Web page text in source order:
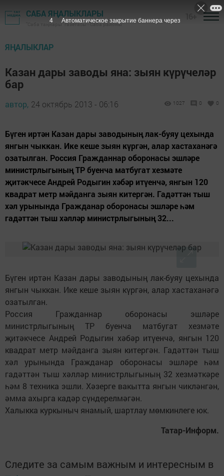
САБА ЯҢАЛЫКЛАРЫ
"Саба таңнары" газетасы - Саба районы
ЯҢАЛЫКЛАР
Казан дары заводы яна: зыян күрүчеләр
бар
автор, 24 октябрь 2013 - 06:16 1027 0 0
Бүген иртән Казан дары заводының лак-буяу цехында
янгын чыккан. Ике кеше зыян күргән, алар хастаханәгә
озатылган. Россия Гражданнар оборонасы эшләре
министрлыгының ТР буенча матбугат хезмәте
җитәкчесе Андрей Родыгин хәбәр итүенчә, янгын 120
квадрат метр мәйданга зыян китергән. Гадәттән тыш
хәл урынында Гражданар оборонасы эшләре һәм
гадәттән тыш хәлләр министрлыгының 32...
Бүген иртән Казан дары заводының лак-буяу цехында
янгын чыккан. Ике кеше зыян күргән, алар хастаханәгә
озатылган.
Россия Гражданнар оборонасы эшләре
министрлыгының ТР буенча матбугат хезмәте
җитәкчесе Андрей Родыгин хәбәр итүенчә, янгын 120
квадрат метр мәйданга зыян китергән. Гадәттән тыш
хәл урынында Гражданар оборонасы эшләре һәм
гадәттән тыш хәлләр министрлыгының 32 хезмәткәре
һәм 8 техника эшли. Хәзерге вакытта янгын чикләнгән,
әмма ахырга кадәр сүндерелмәгән.
Халыкка куркыныч янамый, шартлау мөмкинлеге юк.
Татар-Информ.
Следите за самым важным и интересным в
4 Автоматическое закрытие баннера через